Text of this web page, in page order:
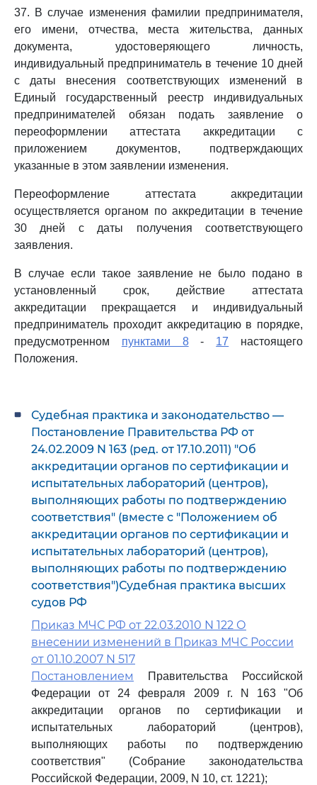
37. В случае изменения фамилии предпринимателя,
его имени, отчества, места жительства, данных
документа, удостоверяющего личность,
индивидуальный предприниматель в течение 10 дней
с даты внесения соответствующих изменений в
Единый государственный реестр индивидуальных
предпринимателей обязан подать заявление о
переоформлении аттестата аккредитации с
приложением документов, подтверждающих
указанные в этом заявлении изменения.
Переоформление аттестата аккредитации
осуществляется органом по аккредитации в течение
30 дней с даты получения соответствующего
заявления.
В случае если такое заявление не было подано в
установленный срок, действие аттестата
аккредитации прекращается и индивидуальный
предприниматель проходит аккредитацию в порядке,
предусмотренном пунктами 8- 17 настоящего
Положения.
Судебная практика и законодательство —
Постановление Правительства РФ от
24.02.2009 N 163 (ред. от 17.10.2011) "Об
аккредитации органов по сертификации и
испытательных лабораторий (центров),
выполняющих работы по подтверждению
соответствия" (вместе с "Положением об
аккредитации органов по сертификации и
испытательных лабораторий (центров),
выполняющих работы по подтверждению
соответствия")Судебная практика высших
судов РФ
Приказ МЧС РФ от 22.03.2010 N 122 О
внесении изменений в Приказ МЧС России
от 01.10.2007 N 517
Постановлением
Правительства Российской
Федерации от 24 февраля 2009 г. N 163 "Об
аккредитации органов по сертификации и
испытательных лабораторий (центров),
выполняющих работы по подтверждению
соответствия" (Собрание законодательства
Российской Федерации, 2009, N 10, ст. 1221);